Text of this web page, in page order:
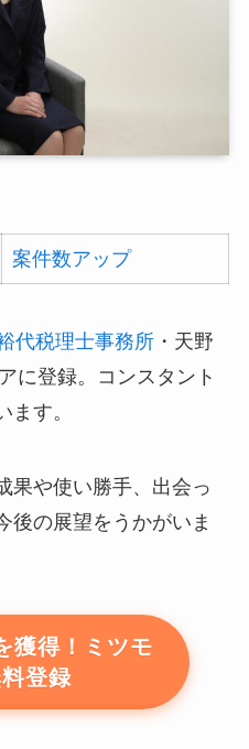
案件数アップ
代税理士事務所・天野
に登録。コンスタント
す。
果や使い勝手、出会っ
後の展望をうかがいま
獲得！ミツモ
登録